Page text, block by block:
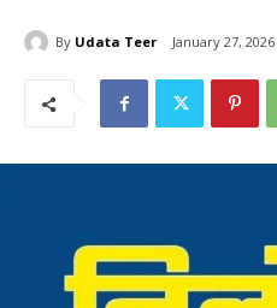
By Udata Teer January 27, 2026